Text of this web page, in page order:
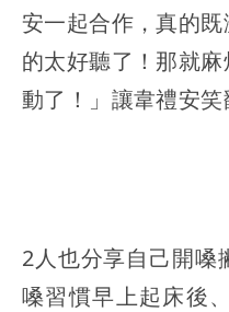
安一起合作，真的
的太好聽了！那就
動了！」讓韋禮安笑
2人也分享自己開嗓
嗓習慣早上起床後